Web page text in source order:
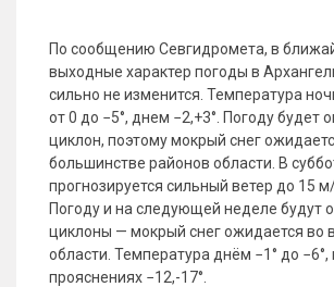
По сообщению Севгидромета, в
выходные характер погоды в
сильно не изменится. Температура
от 0 до −5°, днем −2,+3°. Погоду будет
циклон, поэтому мокрый снег
большинстве районов области. В
прогнозируется сильный ветер до 15
Погоду и на следующей неделе будут
циклоны — мокрый снег ожидается во
области. Температура днём −1° до
прояснениях −12,-17°.